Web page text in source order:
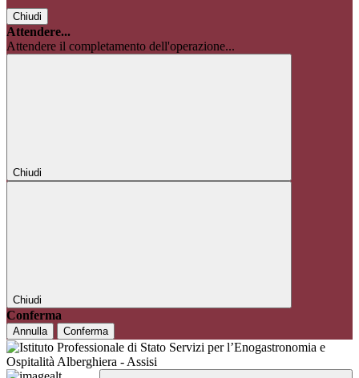
Chiudi
Attendere...
Attendere il completamento dell'operazione...
Chiudi
Chiudi
Conferma
Annulla Conferma